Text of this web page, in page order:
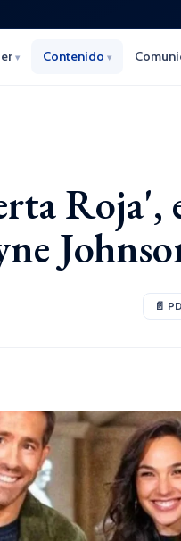
▾ Contenido ▾
Roja',
📄